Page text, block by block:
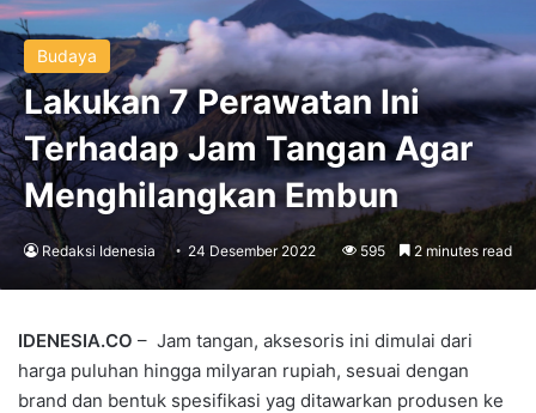
Budaya
Lakukan 7 Perawatan Ini
Terhadap Jam Tangan Agar
Menghilangkan Embun
Redaksi Idenesia 24 Desember 2022 595 2 minutes read
IDENESIA.CO – Jam tangan, aksesoris ini dimulai dari
harga puluhan hingga milyaran rupiah, sesuai dengan
brand dan bentuk spesifikasi yag ditawarkan produsen ke